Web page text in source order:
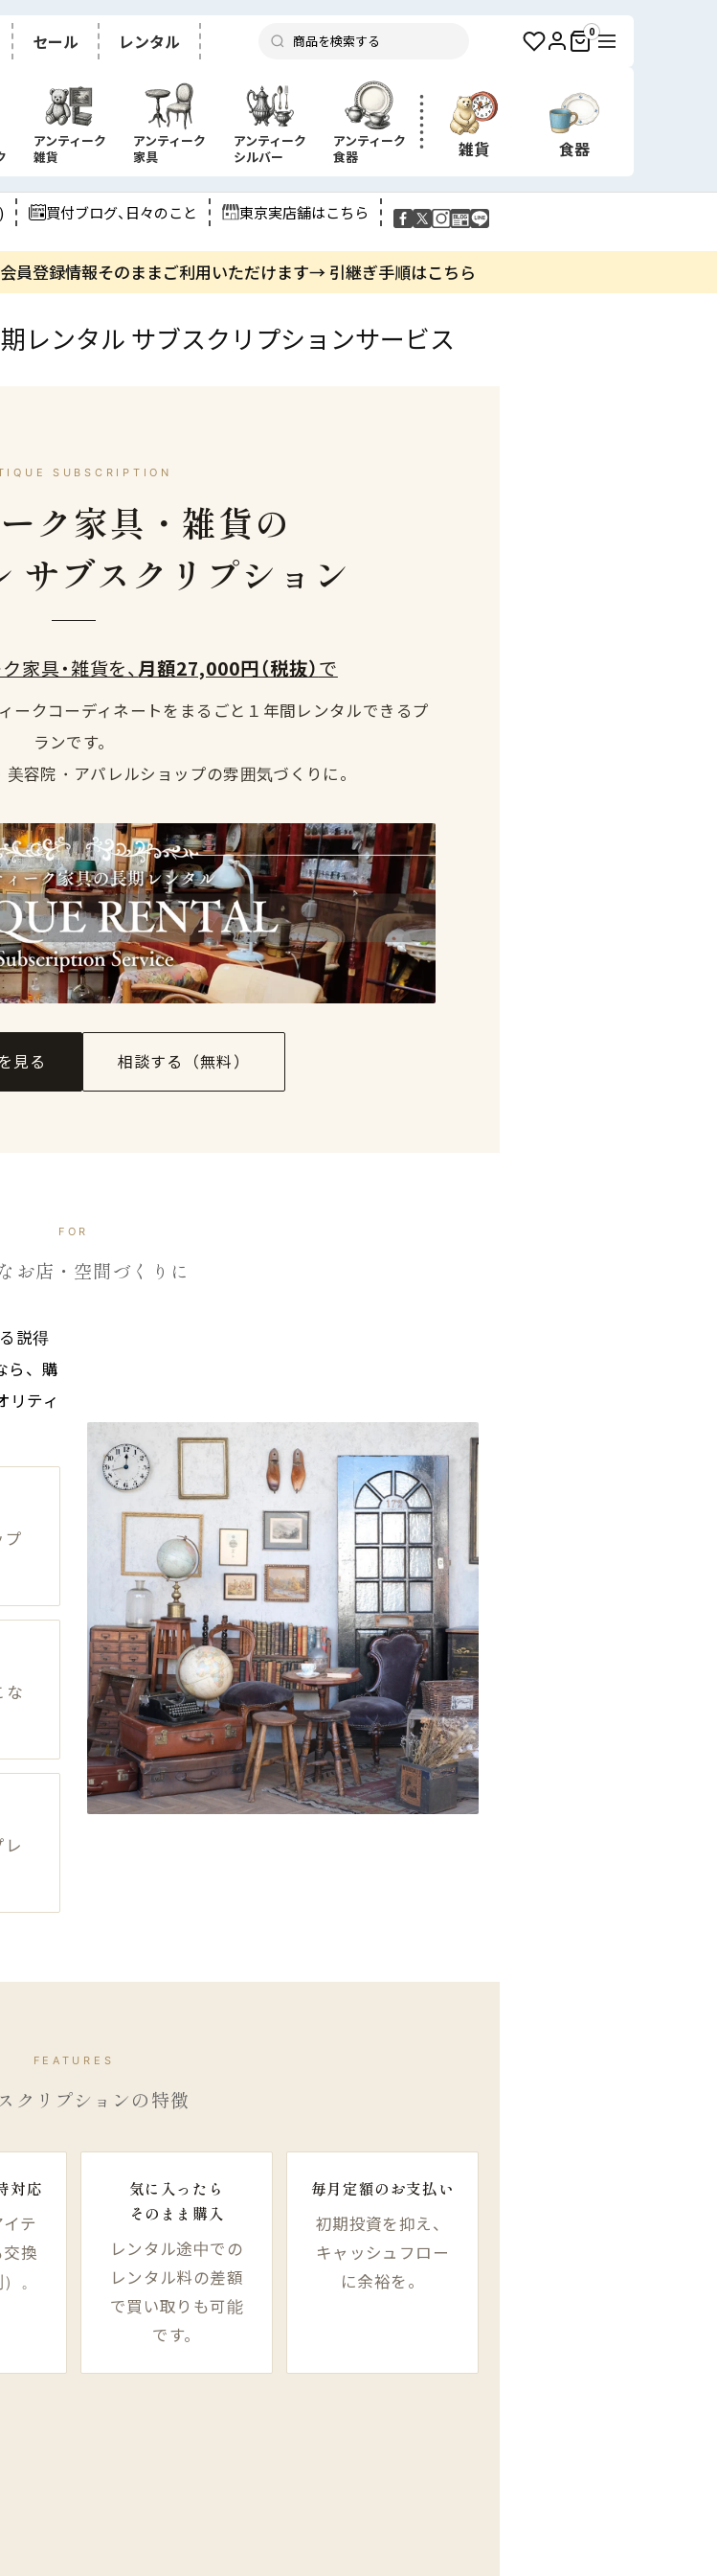
セール レンタル 0
アンティーク
雑貨
アンティーク
家具
アンティーク
シルバー
アンティーク
食器
雑貨 食器
買付ブログ、日々のこと 東京実店舗はこちら
会員登録情報そのままご利用いただけます→ 引継ぎ手順はこちら
レンタル サブスクリプションサービス
SUBSCRIPTION
ク家具・雑貨の
サブスクリプション
家具・雑貨を、​月額27,000円​（税抜）で
ークコーディネートをまるごと１年間レンタルできるプ
ランです。
容院・アパレルショップの雰囲気づくりに。
見る 相談する（無料）
FOR
お店・​空間づくりに
説得
ら、購
リティ
プ
な
レ
FEATURES
クリプションの​特徴
対応
テ
換
。
気に入ったら​
そのまま​購入
レンタル途中での
レンタル料の差額
で買い取りも可能
です。
毎月​定額の​お支払い
初期投資を抑え、
キャッシュフロー
に余裕を。